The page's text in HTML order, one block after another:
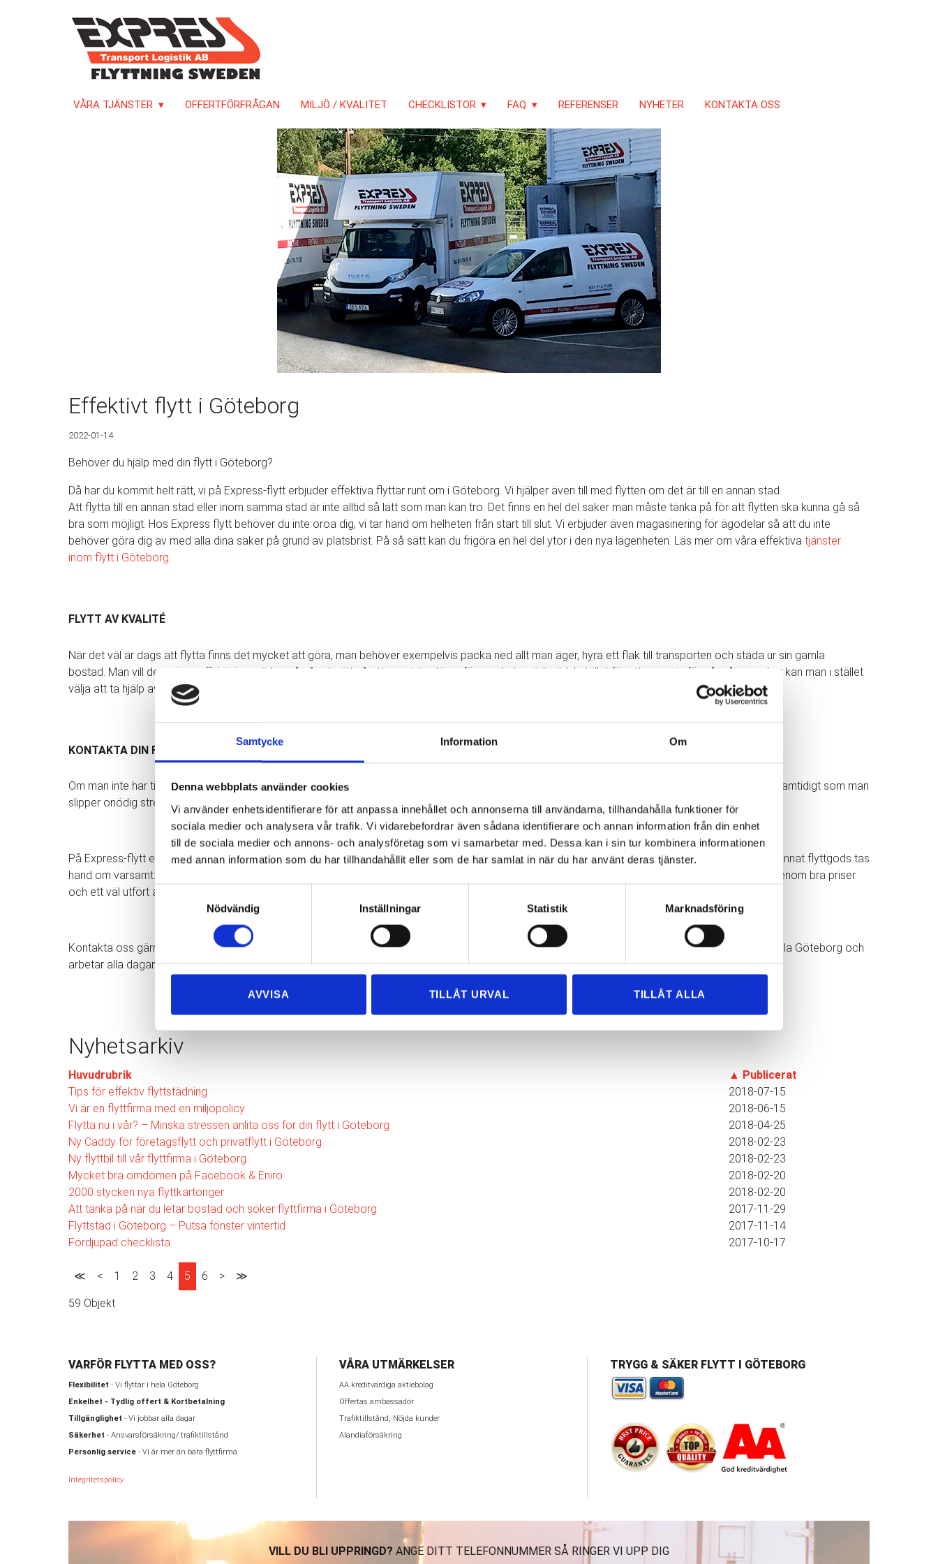
Samtycke Information Om
Denna webbplats använder cookies
Vi använder enhetsidentifierare för att anpassa innehållet och annonserna till användarna, tillhandahålla funktioner för
sociala medier och analysera vår trafik. Vi vidarebefordrar även sådana identifierare och annan information från din enhet
till de sociala medier och annons- och analysföretag som vi samarbetar med. Dessa kan i sin tur kombinera informationen
med annan information som du har tillhandahållit eller som de har samlat in när du har använt deras tjänster.
Samtyckesval
Nödvändig
Inställningar Statistik Marknadsföring
AVVISA TILLÅT URVAL TILLÅT ALLA
VÅRA TJÄNSTER OFFERTFÖRFRÅGAN MILJÖ / KVALITET CHECKLISTOR FAQ REFERENSER NYHETER KONTAKTA OSS
Effektivt flytt i Göteborg
2022-01-14
Behöver du hjälp med din flytt i Göteborg?
Då har du kommit helt rätt, vi på Express-flytt erbjuder effektiva flyttar runt om i Göteborg. Vi hjälper även till med flytten om det är till en annan stad.
Att flytta till en annan stad eller inom samma stad är inte alltid så lätt som man kan tro. Det finns en hel del saker man måste tänka på för att flytten ska kunna gå så
bra som möjligt. Hos Express flytt behöver du inte oroa dig, vi tar hand om helheten från start till slut. Vi erbjuder även magasinering för ägodelar så att du inte
behöver göra dig av med alla dina saker på grund av platsbrist. På så sätt kan du frigöra en hel del ytor i den nya lägenheten. Läs mer om våra effektiva tjänster
inom flytt i Göteborg.
FLYTT AV KVALITÉ
När det väl är dags att flytta finns det mycket att göra, man behöver exempelvis packa ned allt man äger, hyra ett flak till transporten och städa ur sin gamla
bostad. Man vill dessutom effektivisera tiden på något sätt så att man inte slösar för mycket onödig tid. I stället för att oroa sig för så många saker kan man i stället
välja att ta hjälp av professionella flyttarbetare för att sköta hela flytten.
KONTAKTA DIN FLYTTFIRMA I GÖTEBORG
Om man inte har tid att utföra flytten själv så är det mer gynnsamt att ta kontakt med en flyttfirma. Dels för att man får mer tid över till andra saker samtidigt som man
slipper onödig stress som vanligtvis förekommer vid en flytt.
På Express-flytt erbjuder vi även försäkring till alla våra kunder för att de ska kunna känna sig trygga och lugna att alla deras möbler, inredning och annat flyttgods tas
hand om varsamt. Vi på Express-flytt är en flyttfirma i Göteborg som gör det enkelt för dig att flytta. Vårt mål är alltid att sträva mot nöjda kunder genom bra priser
och ett väl utfört arbete.
Kontakta oss gärna om du har några frågor eller funderingar kring din flytt. Vi hjälper dig gärna och ser till att du får ett kostnadsförslag. Vi flyttar i hela Göteborg och
arbetar alla dagar i veckan.
Nyhetsarkiv
Huvudrubrik ▲ Publicerat
Tips för effektiv flyttstädning
2018-07-15
Vi är en flyttfirma med en miljöpolicy
2018-06-15
Flytta nu i vår? – Minska stressen anlita oss för din flytt i Göteborg
2018-04-25
Ny Caddy för företagsflytt och privatflytt i Göteborg
2018-02-23
Ny flyttbil till vår flyttfirma i Göteborg
2018-02-23
Mycket bra omdömen på Facebook & Eniro
2018-02-20
2000 stycken nya flyttkartonger
2018-02-20
Att tänka på när du letar bostad och söker flyttfirma i Göteborg
2017-11-29
Flyttstäd i Göteborg – Putsa fönster vintertid
2017-11-14
Fördjupad checklista
2017-10-17
≪ < 1 2 3 4 5 6 > ≫
59 Objekt
VARFÖR FLYTTA MED OSS?
Flexibilitet - Vi flyttar i hela Göteborg
Enkelhet - Tydlig offert & Kortbetalning
Tillgänglighet - Vi jobbar alla dagar
Säkerhet - Ansvarsförsäkring/ trafiktillstånd
Personlig service- Vi är mer än bara flyttfirma
Integritetspolicy
VÅRA UTMÄRKELSER
AA kreditvärdiga aktiebolag
Offertas ambassadör
Trafiktillstånd, Nöjda kunder
Alandiaförsäkring
TRYGG & SÄKER FLYTT I GÖTEBORG
VILL DU BLI UPPRINGD? ANGE DITT TELEFONNUMMER SÅ RINGER VI UPP DIG